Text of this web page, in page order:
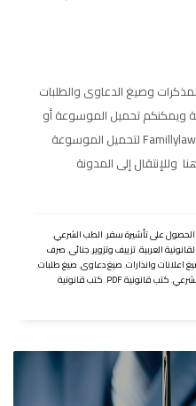
وصيغ الدعاوى والطلبات
ويمكنكم تحميل الموسوعة أو
قراءتها مباشرة عبر الموقع من هنا Famillylaw لتحميل الموسوعة
وللإنتقال إلى المدونة
الحصول على تأشيرة سفر,الطب الشرعي,
العربية,تزييف وتزوير,جنائى,صرف
اعلانات وانذارات,صيغ دعاوى,صيغ طلبات,
,كتب قانونية PDF ,كتب قانونية